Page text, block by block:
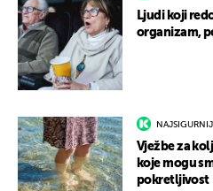
Ljudi koji
organizam,
Vježbe za
koje mogu
pokretljivost